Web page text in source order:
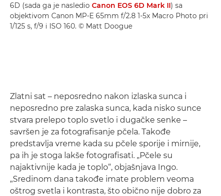
6D (sada ga je nasledio Canon EOS 6D Mark II) sa
objektivom Canon MP-E 65mm f/2.8 1-5x Macro Photo pri
1/125 s, f/9 i ISO 160. © Matt Doogue
Zlatni sat – neposredno nakon izlaska sunca i
neposredno pre zalaska sunca, kada nisko sunce
stvara prelepo toplo svetlo i dugačke senke –
savršen je za fotografisanje pčela. Takođe
predstavlja vreme kada su pčele sporije i mirnije,
pa ih je stoga lakše fotografisati. „Pčele su
najaktivnije kada je toplo“, objašnjava Ingo.
„Sredinom dana takođe imate problem veoma
oštrog svetla i kontrasta, što obično nije dobro za